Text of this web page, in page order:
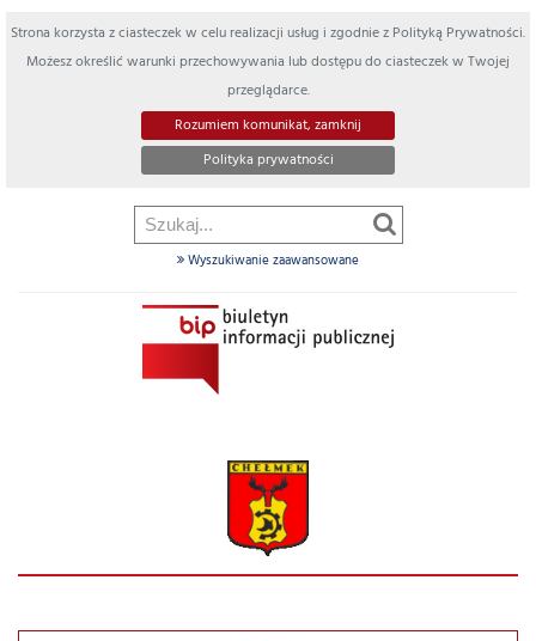
Strona korzysta z ciasteczek w celu realizacji usług i zgodnie z Polityką Prywatności.
Możesz określić warunki przechowywania lub dostępu do ciasteczek w Twojej
przeglądarce.
Rozumiem komunikat, zamknij
Polityka prywatności
Wyszukiwanie zaawansowane